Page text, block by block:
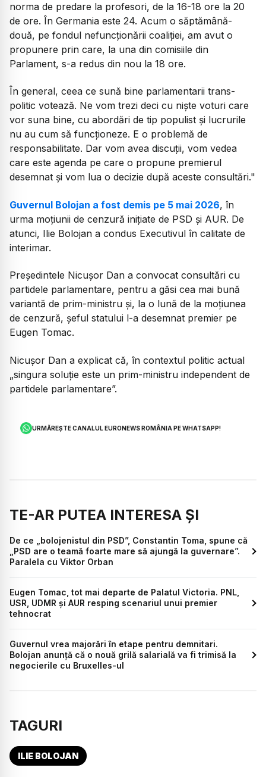
norma de predare la profesori, de la 16-18 ore la 20
de ore. În Germania este 24. Acum o săptămână-
două, pe fondul nefuncționării coaliției, am avut o
propunere prin care, la una din comisiile din
Parlament, s-a redus din nou la 18 ore.
În general, ceea ce sună bine parlamentarii trans-
politic votează. Ne vom trezi deci cu niște voturi care
vor suna bine, cu abordări de tip populist și lucrurile
nu au cum să funcționeze. E o problemă de
responsabilitate. ​Dar vom avea discuții, vom vedea
care este agenda pe care o propune premierul
desemnat și vom lua o decizie după aceste consultări."
Guvernul Bolojan a fost demis pe 5 mai 2026, în
urma moțiunii de cenzură inițiate de PSD și AUR. De
atunci, Ilie Bolojan a condus Executivul în calitate de
interimar.
Președintele Nicușor Dan a convocat consultări cu
partidele parlamentare, pentru a găsi cea mai bună
variantă de prim-ministru și, la o lună de la moțiunea
de cenzură, șeful statului l-a desemnat premier pe
Eugen Tomac.
Nicușor Dan a explicat că, în contextul politic actual
„singura soluție este un prim-ministru independent de
partidele parlamentare”.
URMĂREȘTE CANALUL EURONEWS ROMÂNIA PE WHATSAPP!
TE-AR PUTEA INTERESA ȘI
De ce „bolojenistul din PSD”, Constantin Toma, spune că
„PSD are o teamă foarte mare să ajungă la guvernare”.
Paralela cu Viktor Orban
Eugen Tomac, tot mai departe de Palatul Victoria. PNL,
USR, UDMR și AUR resping scenariul unui premier
tehnocrat
Guvernul vrea majorări în etape pentru demnitari.
Bolojan anunță că o nouă grilă salarială va fi trimisă la
negocierile cu Bruxelles-ul
TAGURI
ILIE BOLOJAN